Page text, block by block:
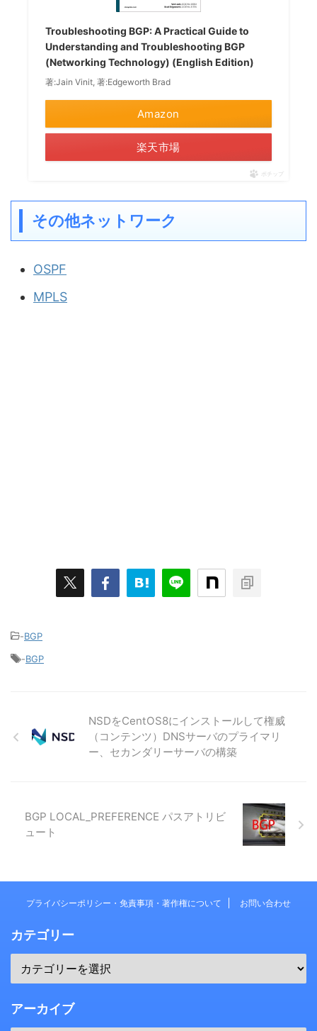
Troubleshooting BGP: A Practical Guide to
Understanding and Troubleshooting BGP
(Networking Technology) (English Edition)
著:Jain Vinit, 著:Edgeworth Brad
Amazon
楽天市場
ポチップ
その他ネットワーク
OSPF
MPLS
-BGP
-BGP
NSDをCentOS8にインストールして権威
（コンテンツ）DNSサーバのプライマリ
ー、セカンダリーサーバの構築
BGP LOCAL_PREFERENCE パスアトリビ
ュート
プライバシーポリシー・免責事項・著作権について お問い合わせ
カテゴリー
アーカイブ